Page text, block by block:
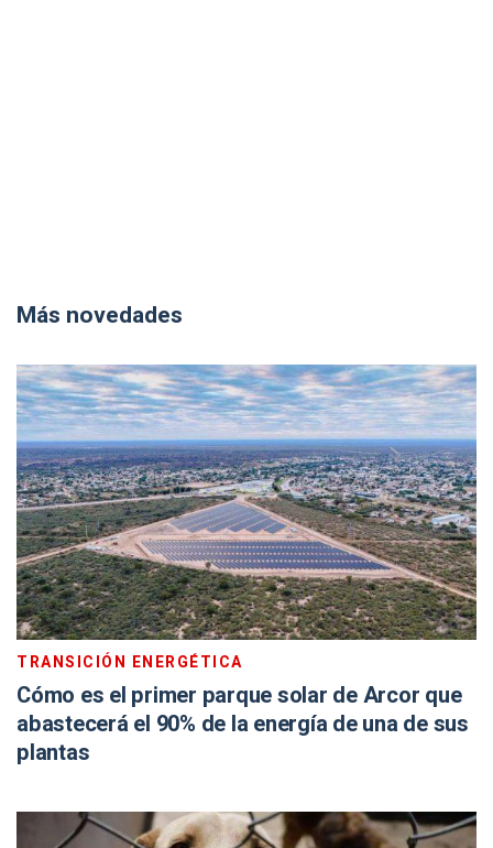
Más novedades
TRANSICIÓN ENERGÉTICA
Cómo es el primer parque solar de Arcor que
abastecerá el 90% de la energía de una de sus
plantas